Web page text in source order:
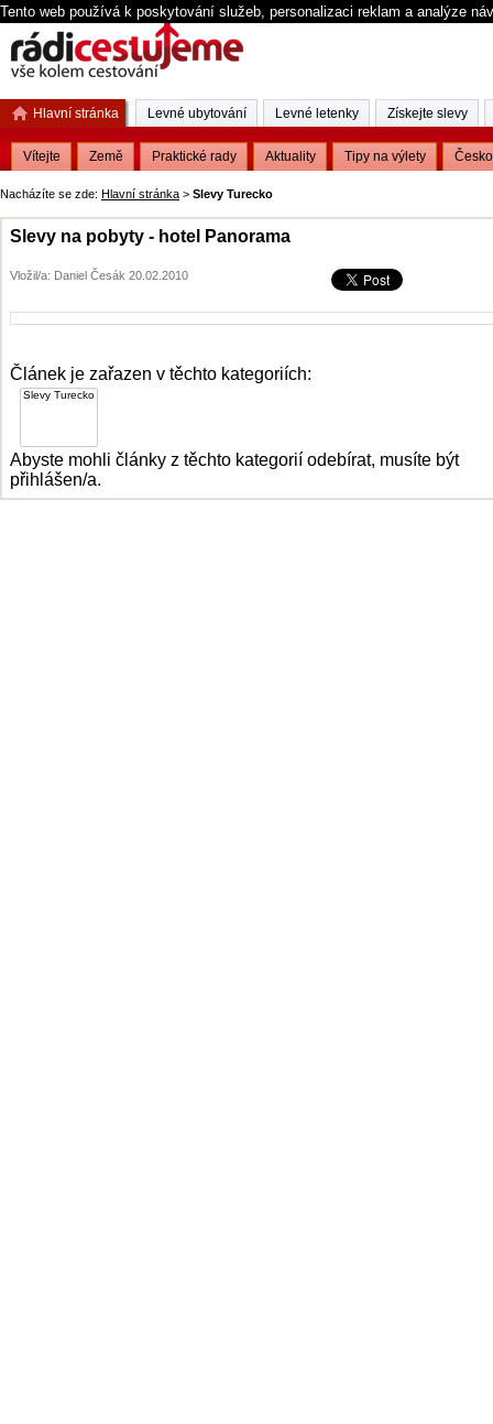
Tento web používá k poskytování služeb, personalizaci reklam a analýze
Nacházíte se zde: Hlavní stránka > Slevy Turecko
Slevy na pobyty - hotel Panorama
Vložil/a: Daniel Česák 20.02.2010
Článek je zařazen v těchto kategoriích:
Abyste mohli články z těchto kategorií odebírat, musíte být
přihlášen/a.
Hlavní stránka
Vítejte Země Praktické rady Aktuality Tipy na výlety Česko
Levné ubytování Levné letenky Získejte slevy